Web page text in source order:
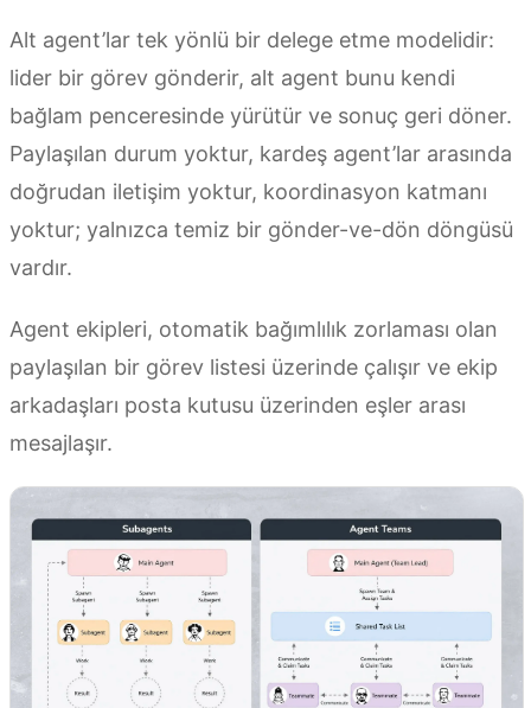
Alt agent’lar tek yönlü bir delege etme modelidir:
lider bir görev gönderir, alt agent bunu kendi
bağlam penceresinde yürütür ve sonuç geri döner.
Paylaşılan durum yoktur, kardeş agent’lar arasında
doğrudan iletişim yoktur, koordinasyon katmanı
yoktur; yalnızca temiz bir gönder-ve-dön döngüsü
vardır.
Agent ekipleri, otomatik bağımlılık zorlaması olan
paylaşılan bir görev listesi üzerinde çalışır ve ekip
arkadaşları posta kutusu üzerinden eşler arası
mesajlaşır.